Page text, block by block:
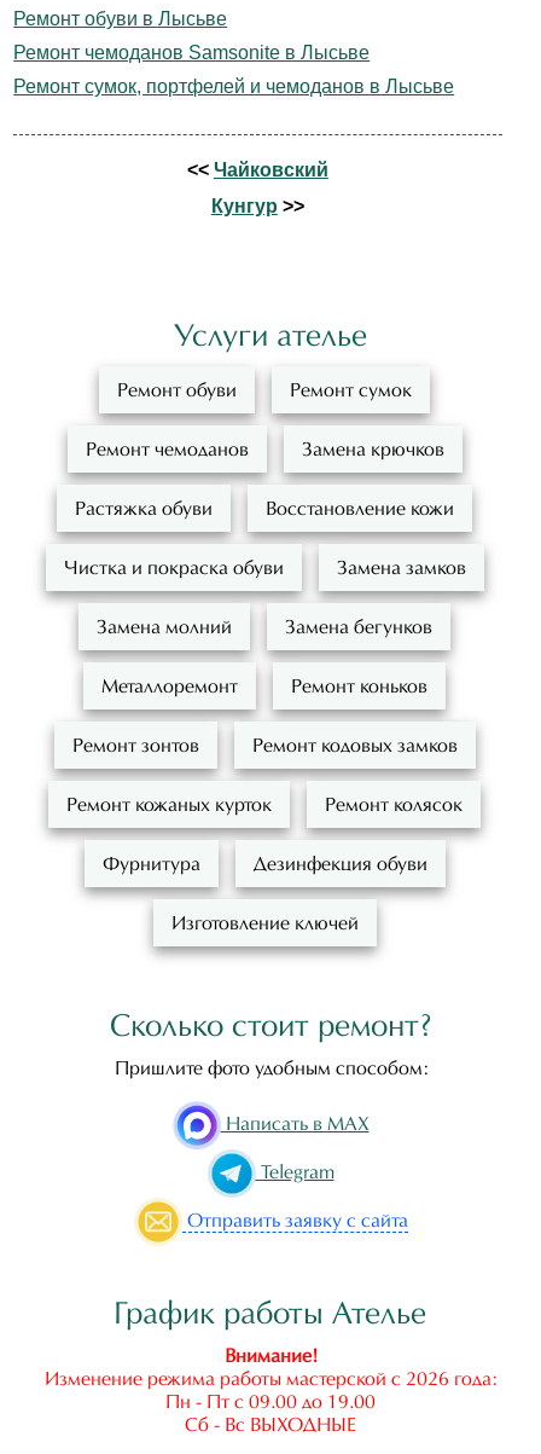
Ремонт обуви в Лысьве
Ремонт чемоданов Samsonite в Лысьве
Ремонт сумок, портфелей и чемоданов в Лысьве
<< Чайковский
Кунгур >>
Услуги ателье
Ремонт обуви Ремонт сумок
Ремонт чемоданов Замена крючков
Растяжка обуви Восстановление кожи
Чистка и покраска обуви Замена замков
Замена молний Замена бегунков
Металлоремонт Ремонт коньков
Ремонт зонтов Ремонт кодовых замков
Ремонт кожаных курток Ремонт колясок
Фурнитура Дезинфекция обуви
Изготовление ключей
Сколько стоит ремонт?
Пришлите фото удобным способом:
Написать в MAX
Telegram
Отправить заявку с сайта
График работы Ателье
Внимание!
Изменение режима работы мастерской с 2026 года:
Пн - Пт с 09.00 до 19.00
Сб - Вс ВЫХОДНЫЕ